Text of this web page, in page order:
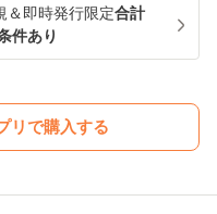
＆即時発行限定合計
件あり
リで購入する